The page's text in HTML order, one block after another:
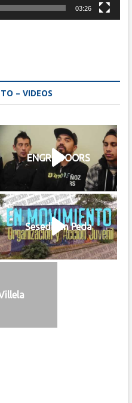
03:26
– VIDEOS
ENGRUDOORS
Sesedigen Peda